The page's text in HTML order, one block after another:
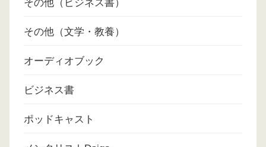
その他（ビジネス書）
その他（文学・教養）
オーディオブック
ビジネス書
ポッドキャスト